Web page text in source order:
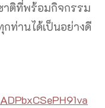
าติที่พร้อมกิจกรรม
ท่านได้เป็นอย่างดี